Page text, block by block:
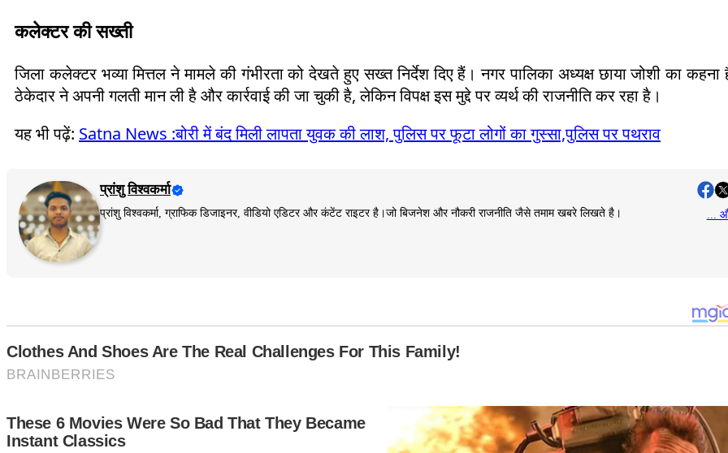
कलेक्टर की सख्ती
जिला कलेक्टर भव्या मित्तल ने मामले की गंभीरता को देखते हुए सख्त निर्देश दिए हैं। नगर पालिका अध्यक्ष छाया जोशी का कहना
ठेकेदार ने अपनी गलती मान ली है और कार्रवाई की जा चुकी है, लेकिन विपक्ष इस मुद्दे पर व्यर्थ की राजनीति कर रहा है।
यह भी पढ़ें: Satna News :बोरी में बंद मिली लापता युवक की लाश, पुलिस पर फूटा लोगों का गुस्सा,पुलिस पर पथराव
प्रांशु विश्वकर्मा
प्रांशु विश्वकर्मा, ग्राफिक डिजाइनर, वीडियो एडिटर और कंटेंट राइटर है।जो बिजनेश और नौकरी राजनीति जैसे तमाम खबरे लिखते है। ...